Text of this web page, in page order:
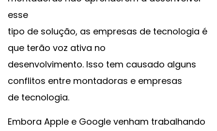
esse
tipo de solução, as empresas de tecnologia é
que terão voz ativa no
desenvolvimento. Isso tem causado alguns
conflitos entre montadoras e empresas
de tecnologia.
Embora Apple e Google venham trabalhando